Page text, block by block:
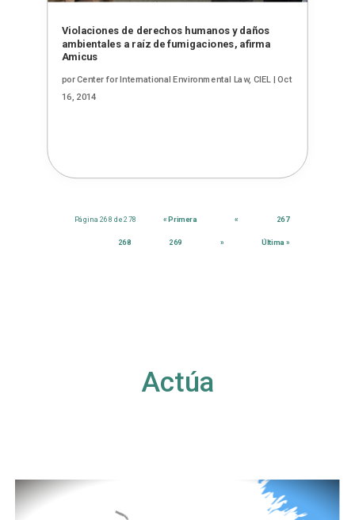
Violaciones de derechos humanos y daños
ambientales a raíz de fumigaciones, afirma
Amicus
porCenter for International Environmental Law, CIEL | Oct
16, 2014
Página 268 de 278 « Primera « 267
268 269 » Última »
Actúa